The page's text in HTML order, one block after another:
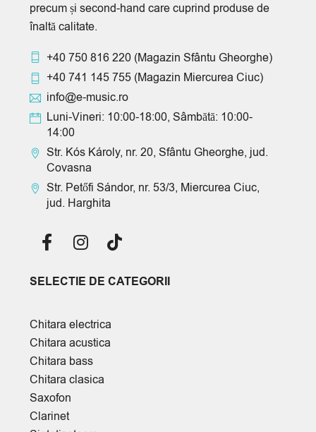
precum și second-hand care cuprind produse de
înaltă calitate.
+40 750 816 220 (Magazin Sfântu Gheorghe)
+40 741 145 755 (Magazin Miercurea Ciuc)
info@e-music.ro
Luni-Vineri: 10:00-18:00, Sâmbătă: 10:00-
14:00
Str. Kós Károly, nr. 20, Sfântu Gheorghe, jud.
Covasna
Str. Petőfi Sándor, nr. 53/3, Miercurea Ciuc,
jud. Harghita
SELECTIE DE CATEGORII
Chitara electrica
Chitara acustica
Chitara bass
Chitara clasica
Saxofon
Clarinet